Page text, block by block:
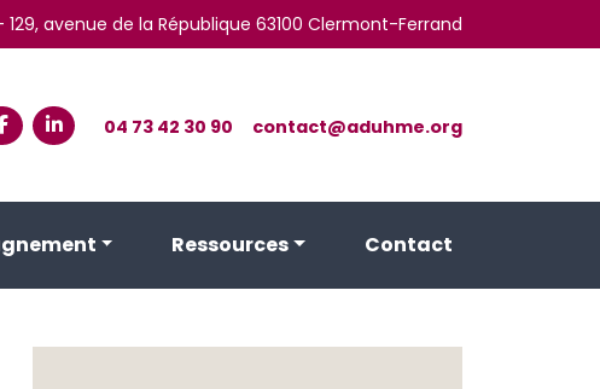
avenue de la République 63100 Clermont-Ferrand
04 73 42 30 90 contact@aduhme.org
Ressources Contact